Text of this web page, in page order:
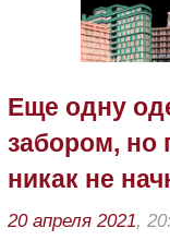
Еще одну
забором, но
никак не
20 апреля 2021,